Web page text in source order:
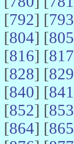
[792] [793
[804] [805
[816] [817
[828] [829
[840] [841
[852] [853
[864] [865